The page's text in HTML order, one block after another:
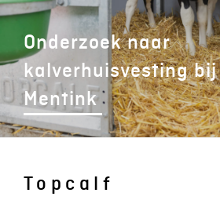
Onderzoek naar
kalverhuisvesting bij
Mentink
Topcalf